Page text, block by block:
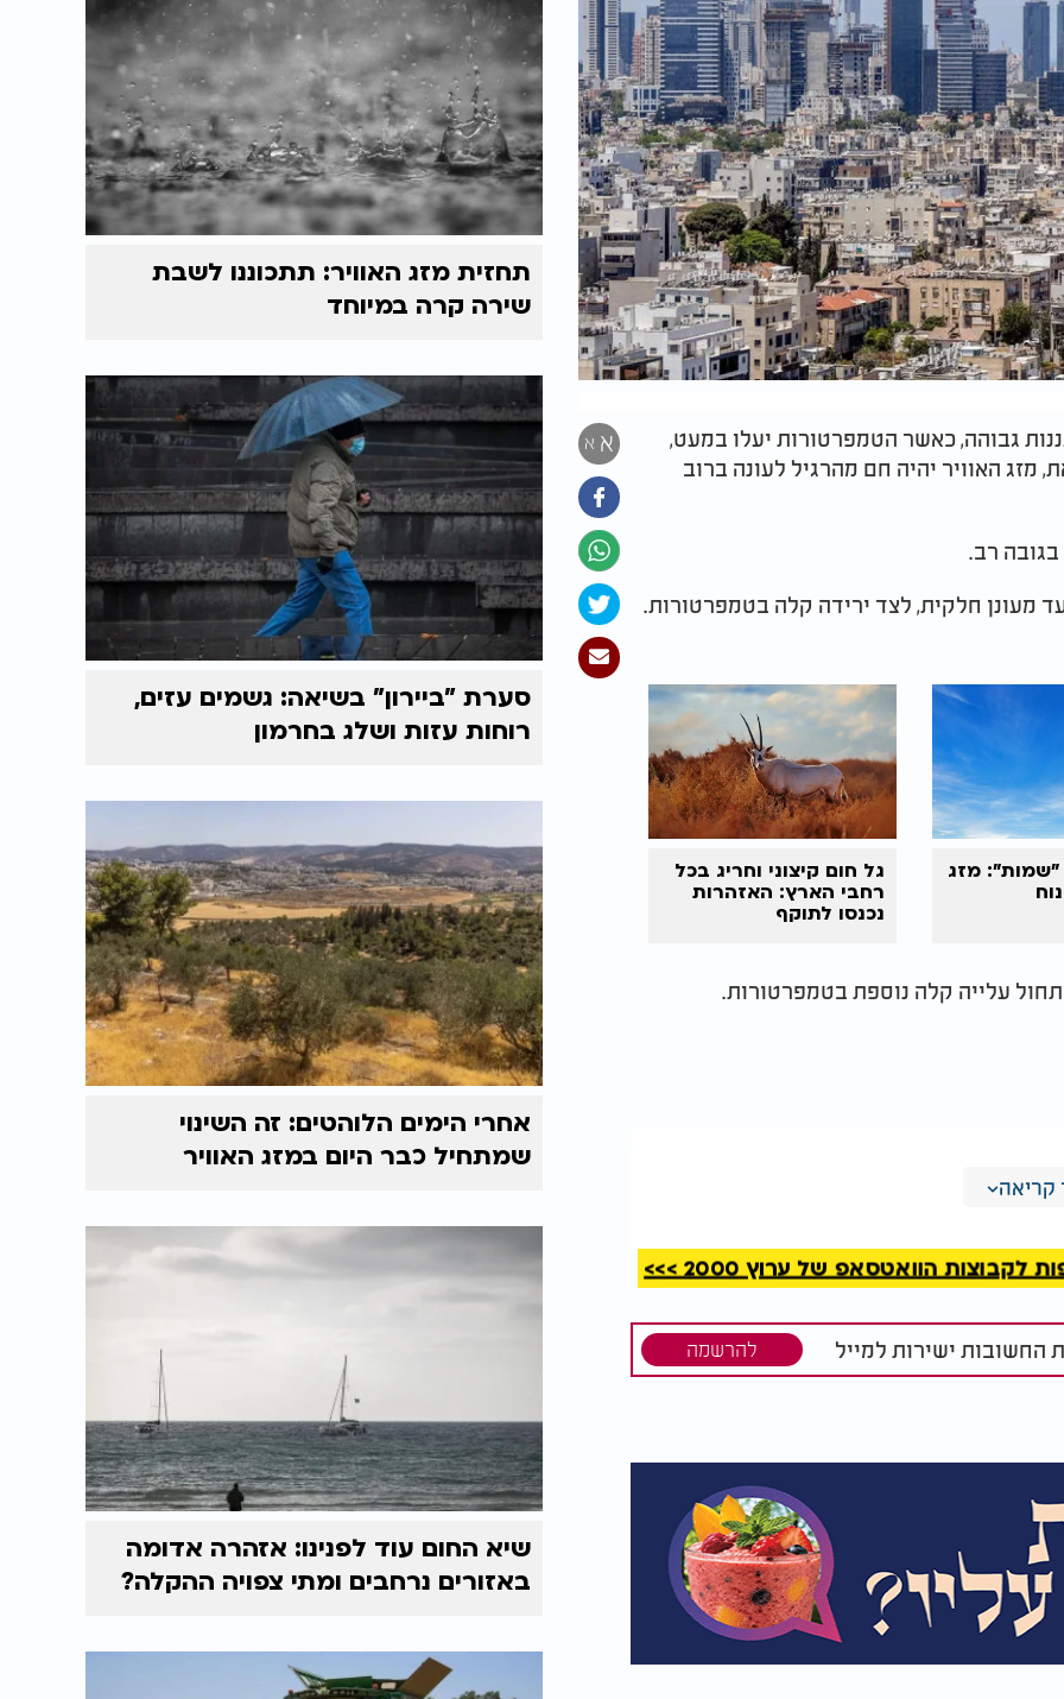
א א
גבוהה, כאשר הטמפרטורות יעלו במעט,
מזג האוויר יהיה חם מהרגיל לעונה ברוב
רב.
מעונן חלקית, לצד ירידה קלה בטמפרטורות.
מזג
גל חום קיצוני וחריג בכל
רחבי הארץ: האזהרות
נכנסו לתוקף
עלייה קלה נוספת בטמפרטורות.
הוואטסאפ של ערוץ 2000 >>>
החשובות ישירות למייל להרשמה
תחזית מזג האוויר: תתכוננו לשבת
שירה קרה במיוחד
סערת "ביירון" בשיאה: גשמים עזים,
רוחות עזות ושלג בחרמון
אחרי הימים הלוהטים: זה השינוי
שמתחיל כבר היום במזג האוויר
שיא החום עוד לפנינו: אזהרה אדומה
באזורים נרחבים ומתי צפויה ההקלה?